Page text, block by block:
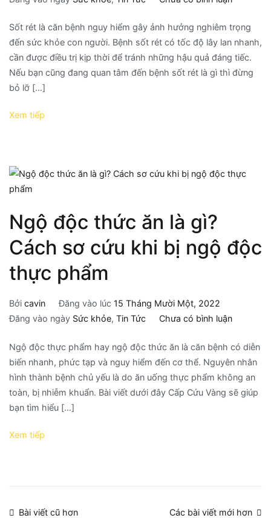
Sốt rét là căn bệnh nguy hiểm gây ảnh hưởng nghiêm trọng
đến sức khỏe con người. Bệnh sốt rét có tốc độ lây lan nhanh,
cần được điều trị kịp thời để tránh những hậu quả đáng tiếc.
Nếu bạn cũng đang quan tâm đến bệnh sốt rét là gì thì đừng
bỏ lỡ […]
Xem tiếp
Ngộ độc thức ăn là gì?
Cách sơ cứu khi bị ngộ độc
thực phẩm
Bởi cavin Đăng vào lúc 15 Tháng Mười Một, 2022
Đăng vào ngày Sức khỏe, Tin Tức Chưa có bình luận
Ngộ độc thực phẩm hay ngộ độc thức ăn là căn bệnh có diễn
biến nhanh, phức tạp và nguy hiểm đến cơ thể. Nguyên nhân
hình thành bệnh chủ yếu là do ăn uống thực phẩm không an
toàn, bị nhiễm khuẩn. Bài viết dưới đây Cấp Cứu Vàng sẽ giúp
bạn tìm hiểu […]
Xem tiếp
Bài viết cũ hơn Các bài viết mới hơn